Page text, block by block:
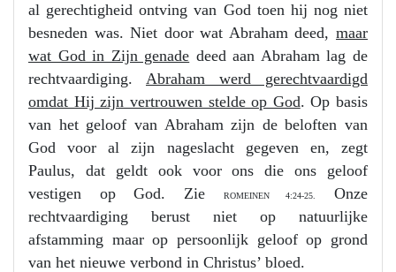
al gerechtigheid ontving van God toen hij nog niet
besneden was. Niet door wat Abraham deed, maar
wat God in Zijn genade deed aan Abraham lag de
rechtvaardiging. Abraham werd gerechtvaardigd
omdat Hij zijn vertrouwen stelde op God. Op basis
van het geloof van Abraham zijn de beloften van
God voor al zijn nageslacht gegeven en, zegt
Paulus, dat geldt ook voor ons die ons geloof
vestigen op God. Zie
ROMEINEN 4:24-25.
Onze
rechtvaardiging berust niet op natuurlijke
afstamming maar op persoonlijk geloof op grond
van het nieuwe verbond in Christus’ bloed.